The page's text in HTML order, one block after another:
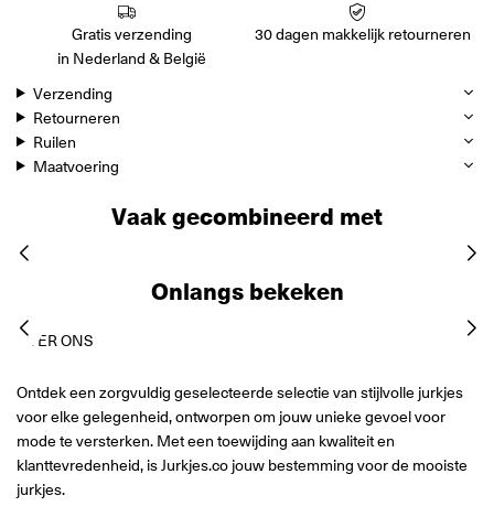
Gratis verzending
in Nederland & België
30 dagen makkelijk retourneren
Verzending
Retourneren
Ruilen
Maatvoering
Vaak gecombineerd met
Onlangs bekeken
OVER ONS
Ontdek een zorgvuldig geselecteerde selectie van stijlvolle jurkjes
voor elke gelegenheid, ontworpen om jouw unieke gevoel voor
mode te versterken. Met een toewijding aan kwaliteit en
klanttevredenheid, is Jurkjes.co jouw bestemming voor de mooiste
jurkjes.